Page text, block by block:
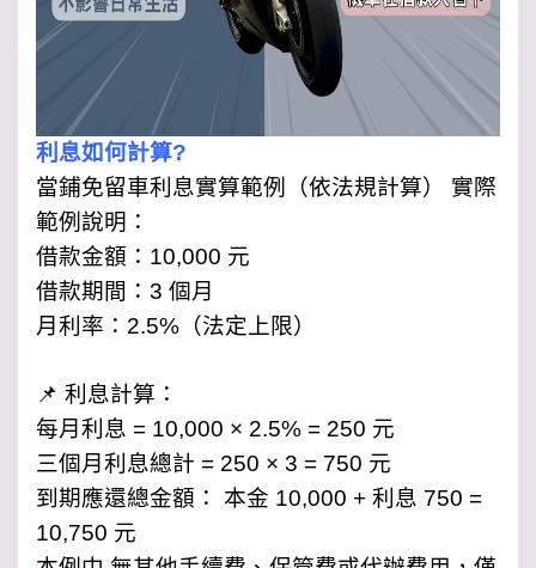
利息如何計算?
當鋪免留車利息實算範例（依法規計算） 實際
範例說明：
借款金額：10,000 元
借款期間：3 個月
月利率：2.5%（法定上限）
📌 利息計算：
每月利息 = 10,000 × 2.5% = 250 元
三個月利息總計 = 250 × 3 = 750 元
到期應還總金額： 本金 10,000 + 利息 750 =
10,750 元